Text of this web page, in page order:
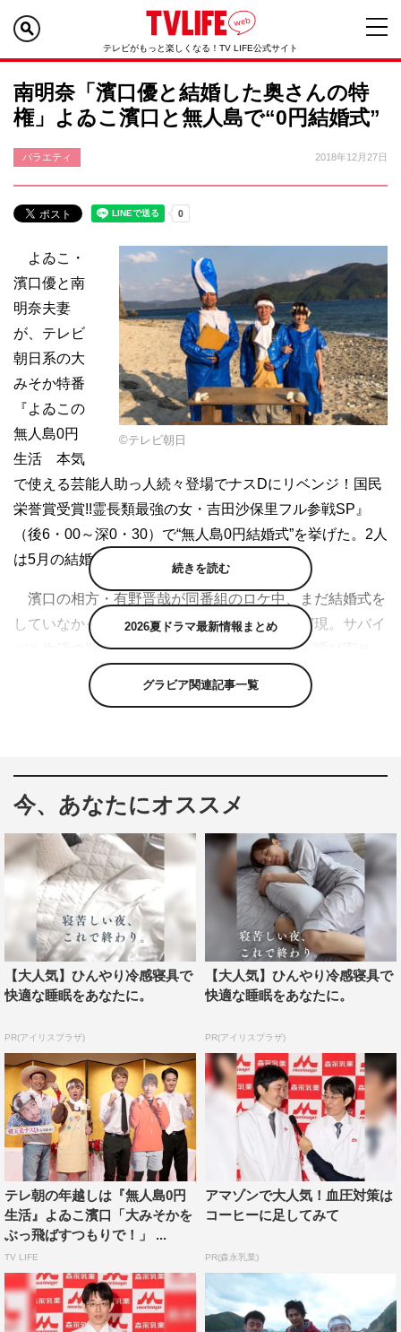
テレビがもっと楽しくなる！TV LIFE公式サイト
南明奈「濱口優と結婚した奥さんの特
権」よゐこ濱口と無人島で“0円結婚式”
バラエティ 2018年12月27日
©テレビ朝日
よゐこ・
濱口優と南
明奈夫妻
が、テレビ
朝日系の大
みそか特番
『よゐこの
無人島0円
生活 本気
で使える芸能人助っ人続々登場でナスDにリベンジ！国民
栄誉賞受賞!!霊長類最強の女・吉田沙保里フル参戦SP』
（後6・00～深0・30）で“無人島0円結婚式”を挙げた。2人
は5月の結婚後、テレビ初共演となる。
濱口の相方・有野晋哉が同番組のロケ中、まだ結婚式を
していなかった夫妻のために極秘で計画して実現。サバイ
バル生活の助っ人という名目で、南を無人島へ呼び寄せ
た。突然漁船に乗って現れた南に、濱口は仰天。泳げない
南のためおんぶして陸までエスコートし、スタッフものけ
ンロードまですべて有野が手作り。自らは神父にふんし
て、夫妻を大いに祝福した。
濱口は「思い返せば独身時代、『無人島0円生活』の中
で僕がボケて『オレ、無人島で結婚式をするわ』と言っ
て、有野と盛り上がったこともあったんですよ。それがま
さか現実になるとは…」と感慨深げで、「一生の思い出に
なりました」と有野に感謝。
でした…！」と惚れ直し、「無人島での結婚式が現実にな
ったら面白いなって想像はしてたけど、一方で奥さんは嫌
がるやろうな…と思ってたんです。でも実際には、『これ
を受け入れてくれるんや！』って…うれしかったですね」
と喜んだ。
一方の南は、「まさかブルーのウエディングドレスに袖
を通すことになるとは思ってもいなかったし、裾にいっぱ
い付けてくれた貝殻が歩くたびにスネに当たって痛かった
り…」と苦笑しつつも、「有野さんにわざわざ作っていた
だいて、本当にうれしかった」と大感激。
「たくさんのお友達や親戚に囲まれながら、花びらとかを
続きを読む
2026夏ドラマ最新情報まとめ
グラビア関連記事一覧
今、あなたにオススメ
【大人気】ひんやり冷感寝具で
快適な睡眠をあなたに。
PR(アイリスプラザ)
【大人気】ひんやり冷感寝具で
快適な睡眠をあなたに。
PR(アイリスプラザ)
テレ朝の年越しは『無人島0円
生活』よゐこ濱口「大みそかを
ぶっ飛ばすつもりで！」 ...
TV LIFE
アマゾンで大人気！血圧対策は
コーヒーに足してみて
PR(森永乳業)